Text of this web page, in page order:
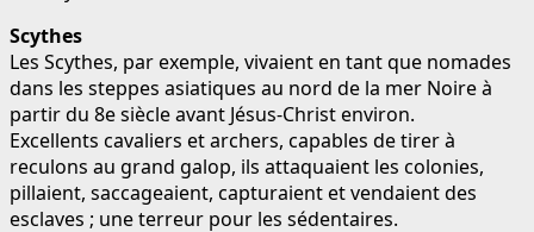
Scythes
Les Scythes, par exemple, vivaient en tant que nomades
dans les steppes asiatiques au nord de la mer Noire à
partir du 8e siècle avant Jésus-Christ environ.
Excellents cavaliers et archers, capables de tirer à
reculons au grand galop, ils attaquaient les colonies,
pillaient, saccageaient, capturaient et vendaient des
esclaves ; une terreur pour les sédentaires.